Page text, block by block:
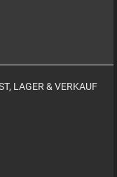
LAGER & VERKAUF